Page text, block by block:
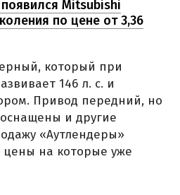
Mitsubishi
по цене от 3,36
который при
146 л. с. и
Привод передний, но
и другие
«Аутлендеры»
цены на которые уже